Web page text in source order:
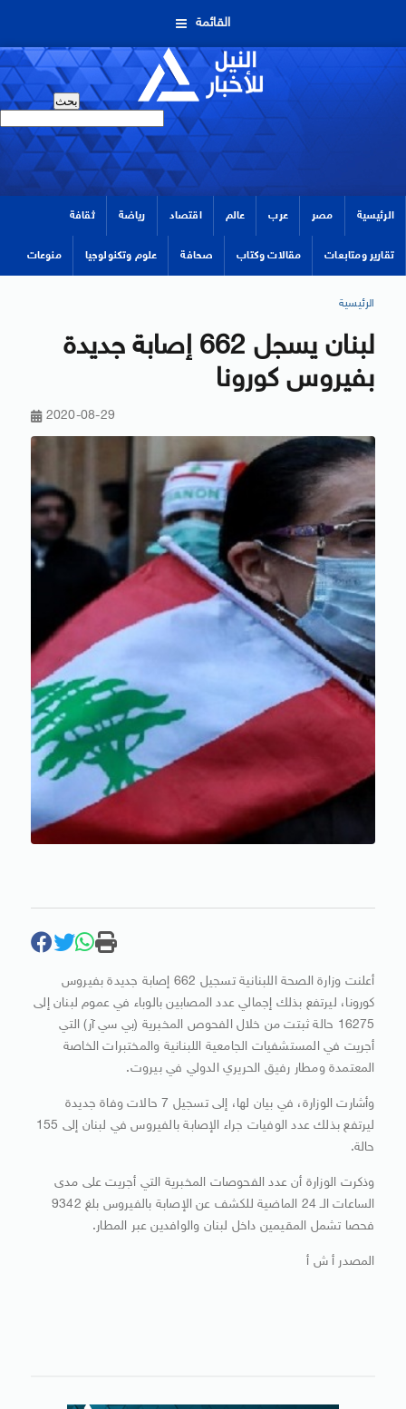
القائمة
الرئيسية مصر عرب عالم اقتصاد رياضة ثقافة
تقارير ومتابعات مقالات وكتاب صحافة علوم وتكنولوجيا منوعات
الرئيسية
لبنان يسجل 662 إصابة جديدة
بفيروس كورونا
2020-08-29
أعلنت وزارة الصحة اللبنانية تسجيل 662 إصابة جديدة بفيروس
كورونا، ليرتفع بذلك إجمالي عدد المصابين بالوباء في عموم لبنان إلى
16275 حالة ثبتت من خلال الفحوص المخبرية (بي سي آر) التي
أجريت في المستشفيات الجامعية اللبنانية والمختبرات الخاصة
المعتمدة ومطار رفيق الحريري الدولي في بيروت.
وأشارت الوزارة، في بيان لها، إلى تسجيل 7 حالات وفاة جديدة
ليرتفع بذلك عدد الوفيات جراء الإصابة بالفيروس في لبنان إلى 155
حالة.
وذكرت الوزارة أن عدد الفحوصات المخبرية التي أجريت على مدى
الساعات الـ 24 الماضية للكشف عن الإصابة بالفيروس بلغ 9342
فحصا تشمل المقيمين داخل لبنان والوافدين عبر المطار.
المصدر أ ش أ